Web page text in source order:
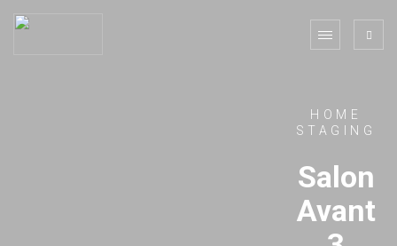
HOME
STAGING
Salon
Avant